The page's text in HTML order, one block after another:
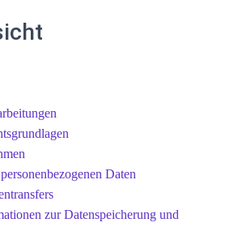
Daten
zur Datenspeicherung und